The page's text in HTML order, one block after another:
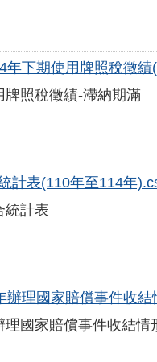
年下期使用牌照稅徵績(
牌照稅徵績-滯納期滿
計表(110年至114年
統計表
辦理國家賠償事件收結
理國家賠償事件收結情